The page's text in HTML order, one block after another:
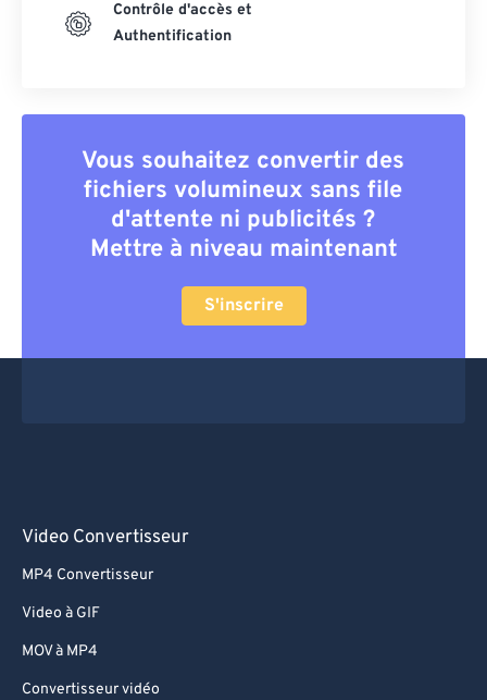
Contrôle d'accès et
Authentification
Vous souhaitez convertir des
fichiers volumineux sans file
d'attente ni publicités ?
Mettre à niveau maintenant
S'inscrire
Video Convertisseur
MP4 Convertisseur
Video à GIF
MOV à MP4
Convertisseur vidéo